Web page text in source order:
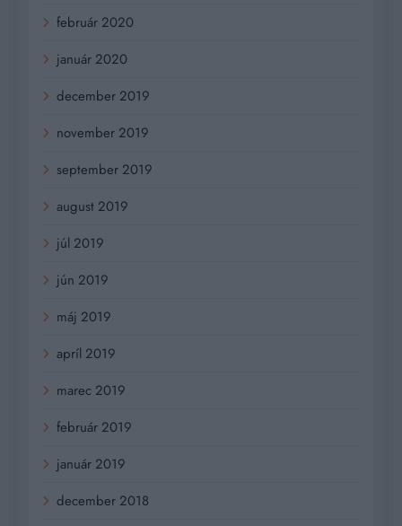
február 2020
január 2020
december 2019
november 2019
september 2019
august 2019
júl 2019
jún 2019
máj 2019
apríl 2019
marec 2019
február 2019
január 2019
december 2018